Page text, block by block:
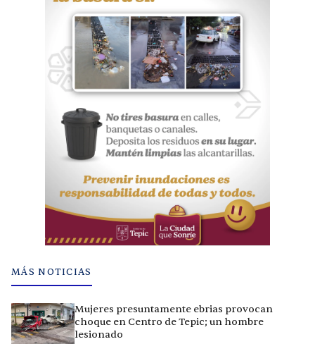
MÁS NOTICIAS
Mujeres presuntamente ebrias provocan
choque en Centro de Tepic; un hombre
lesionado